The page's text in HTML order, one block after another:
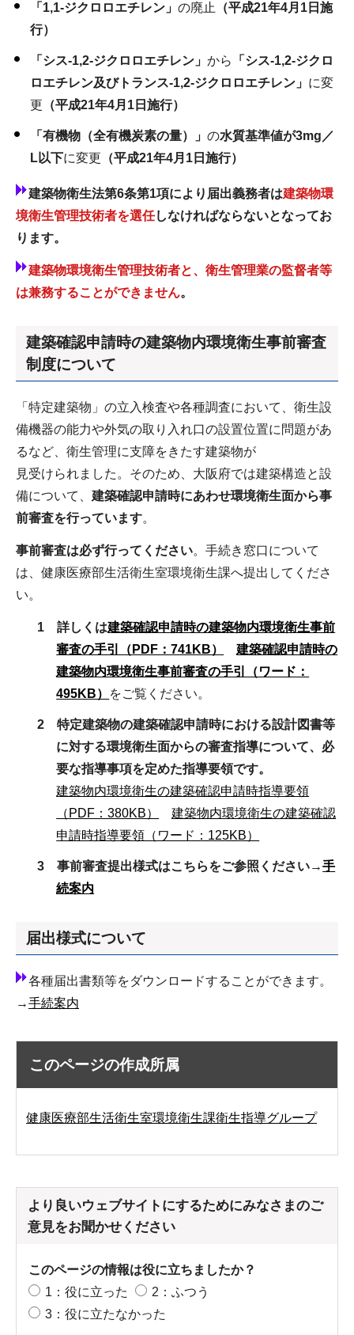
「1,1-ジクロロエチレン」 の廃止
（平成21年4月1日施
行）
「シス-1,2-ジクロロエチレン」 から
「シス-1,2-ジクロ
ロエチレン及びトランス-1,2-ジクロロエチレン」 に変
更 （平成21年4月1日施行）
「有機物（全有機炭素の量）」 の水質基準値が3mg／
L以下に変更 （平成21年4月1日施行）
建築物衛生法第6条第1項により届出義務者は建築物環
境衛生管理技術者を選任しなければならないとなってお
ります。
建築物環境衛生管理技術者と、衛生管理業の監督者等
は兼務することができません。
建築確認申請時の建築物内環境衛生事前審査
制度について
「特定建築物」の立入検査や各種調査において、衛生設
備機器の能力や外気の取り入れ口の設置位置に問題があ
るなど、衛生管理に支障をきたす建築物が
見受けられました。そのため、大阪府では建築構造と設
備について、 建築確認申請時にあわせ環境衛生面から事
前審査を行っています。
事前審査は必ず行ってください。手続き窓口について
は、健康医療部生活衛生室環境衛生課へ提出してくださ
い。
1 詳しくは建築確認申請時の建築物内環境衛生事前
審査の手引（PDF：741KB）
建築確認申請時の
建築物内環境衛生事前審査の手引（ワード：
495KB）
をご覧ください。
2 特定建築物の建築確認申請時における設計図書等
に対する環境衛生面からの審査指導について、必
要な指導事項を定めた指導要領です。
建築物内環境衛生の建築確認申請時指導要領
（PDF：380KB）
建築物内環境衛生の建築確認
申請時指導要領（ワード：125KB）
3 事前審査提出様式はこちらをご参照ください→手
続案内
届出様式について
各種届出書類等をダウンロードすることができます。
→手続案内
このページの作成所属
健康医療部生活衛生室環境衛生課衛生指導グループ
より良いウェブサイトにするためにみなさまのご
意見をお聞かせください
このページの情報は役に立ちましたか？
1：役に立った
2：ふつう
3：役に立たなかった